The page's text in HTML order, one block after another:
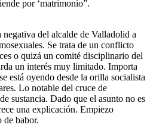
por ‘matrimonio”.
negativa del alcalde de Valladolid a
Se trata de un conflicto
o quizá un comité disciplinario del
un interés muy limitado. Importa
está oyendo desde la orilla socialista
Lo notable del cruce de
sustancia. Dado que el asunto no es
una explicación. Empiezo
de babor.